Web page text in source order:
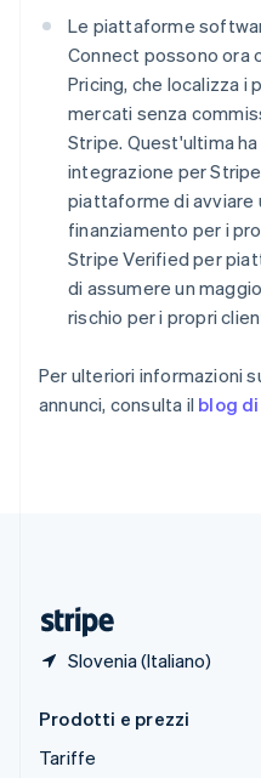
Le piattaforme
Connect possono ora
Pricing, che localizza i
mercati senza
Stripe. Quest'ultima
integrazione per
piattaforme di avviare
finanziamento per i
Stripe Verified per
di assumere un
rischio per i propri
Per ulteriori informazioni
annunci, consulta il blog
Slovenia (Italiano)
Regno Unito
English
Repubblica Ceca
English
Romania
English
Singapore
English 简体中文
Slovacchia
English
Slovenia
English Italiano
Spagna
Stati Uniti
EnglishEspañol简体中文
Prodotti e prezzi
Tariffe